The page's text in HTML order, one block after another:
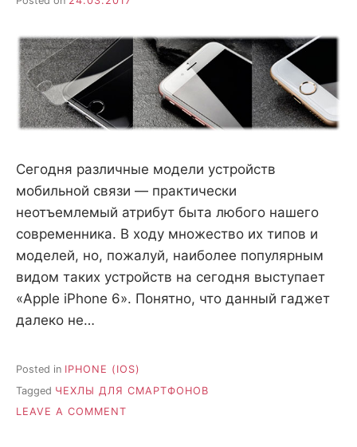
Сегодня различные модели устройств
мобильной связи — практически
неотъемлемый атрибут быта любого нашего
современника. В ходу множество их типов и
моделей, но, пожалуй, наиболее популярным
видом таких устройств на сегодня выступает
«Apple iPhone 6». Понятно, что данный гаджет
далеко не…
Posted in IPHONE (IOS)
Tagged ЧЕХЛЫ ДЛЯ СМАРТФОНОВ
LEAVE A COMMENT